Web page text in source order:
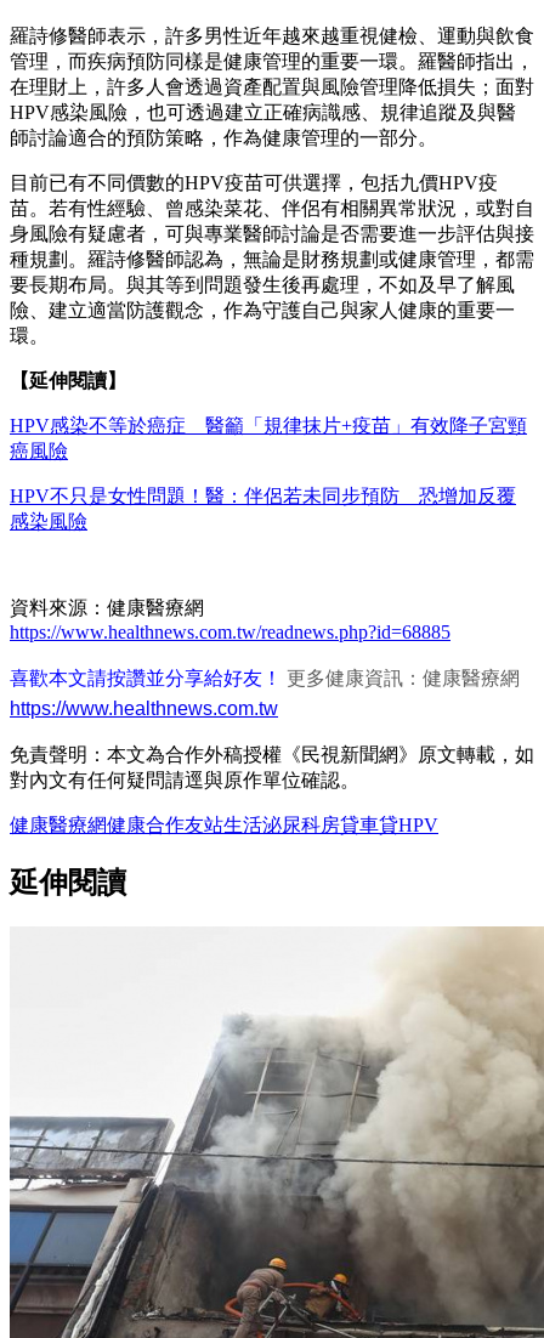
羅詩修醫師表示，許多男性近年越來越重視健檢、運動與飲食
管理，而疾病預防同樣是健康管理的重要一環。羅醫師指出，
在理財上，許多人會透過資產配置與風險管理降低損失；面對
HPV感染風險，也可透過建立正確病識感、規律追蹤及與醫
師討論適合的預防策略，作為健康管理的一部分。
目前已有不同價數的HPV疫苗可供選擇，包括九價HPV疫
苗。若有性經驗、曾感染菜花、伴侶有相關異常狀況，或對自
身風險有疑慮者，可與專業醫師討論是否需要進一步評估與接
種規劃。羅詩修醫師認為，無論是財務規劃或健康管理，都需
要長期布局。與其等到問題發生後再處理，不如及早了解風
險、建立適當防護觀念，作為守護自己與家人健康的重要一
環。
【延伸閱讀】
HPV感染不等於癌症 醫籲「規律抹片+疫苗」有效降子宮頸
癌風險
HPV不只是女性問題！醫：伴侶若未同步預防 恐增加反覆
感染風險
資料來源：健康醫療網
https://www.healthnews.com.tw/readnews.php?id=68885
喜歡本文請按讚並分享給好友！
更多健康資訊：健康醫療網
https://www.healthnews.com.tw
免責聲明：本文為合作外稿授權《民視新聞網》原文轉載，如
對內文有任何疑問請逕與原作單位確認。
健康醫療網健康合作友站生活泌尿科房貸車貸HPV
延伸閱讀